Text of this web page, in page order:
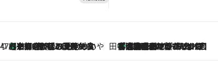
47都道府県の手みやげ ひんやりスイーツで夏を満喫
2026.8.7
【京都府】この夏絶対食べたい 冷やしておいしいおやつ3選 ひと口目から心を掴む新緑のテリーヌ 田中稲の勝手に再ブーム
2026.8.7
「湘南乃風に憧れて」観客大盛上がりの“タオル回し”に、ラッパー顔負けの高速歌唱まで…さだまさし（74）のアグレッシブすぎる現在地